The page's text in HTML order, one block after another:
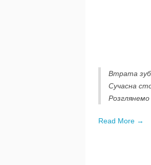
Втрата
Сучасна
Розглянемо
Read More →